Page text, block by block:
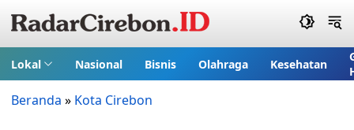
Lokal Nasional Bisnis Olahraga Kesehatan
Beranda » Kota Cirebon